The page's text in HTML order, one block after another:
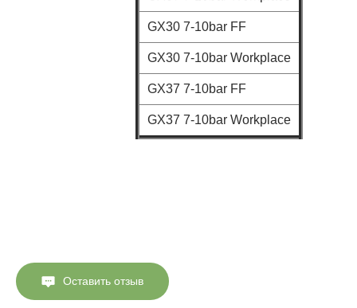
GX30 7-10bar FF
GX30 7-10bar Workplace
GX37 7-10bar FF
GX37 7-10bar Workplace
Оставить отзыв